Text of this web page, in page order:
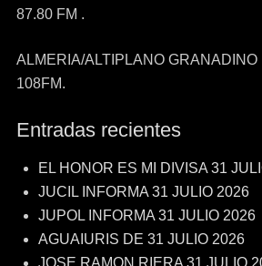
87.80 FM .
ALMERIA/ALTIPLANO GRANADINO
108FM.
Entradas recientes
EL HONOR ES MI DIVISA 31
JUCIL INFORMA 31 JULIO 2026
JUPOL INFORMA 31 JULIO 2026
AGUAIURIS DE 31 JULIO 2026